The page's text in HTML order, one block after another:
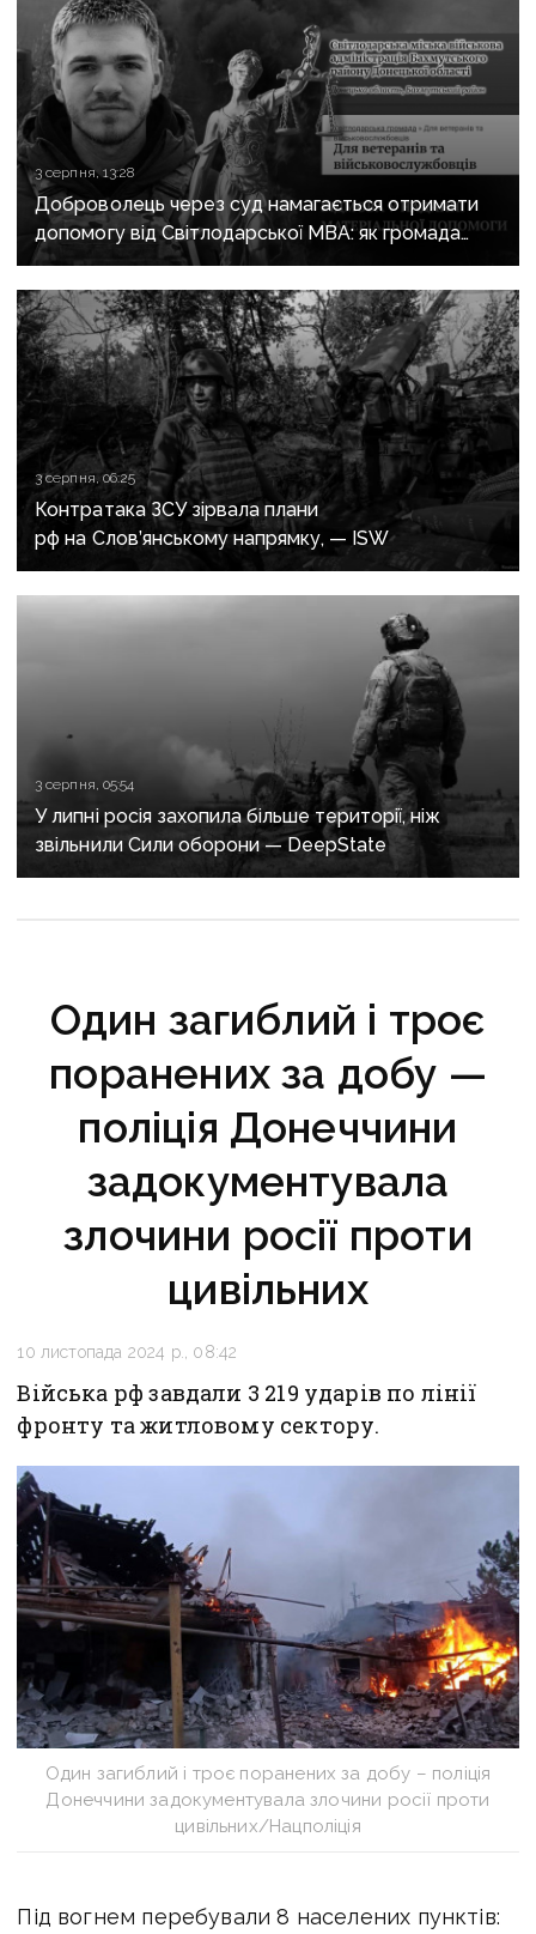
3 серпня, 13:28
Доброволець через суд намагається отримати
допомогу від Світлодарської МВА: як громада
руйнує довіру до влади
3 серпня, 06:25
Контратака ЗСУ зірвала плани
рф на Слов’янському напрямку, — ISW
3 серпня, 05:54
У липні росія захопила більше території, ніж
звільнили Сили оборони — DeepState
Один загиблий і троє
поранених за добу —
поліція Донеччини
задокументувала
злочини росії проти
цивільних
10 листопада 2024 р., 08:42
Війська рф завдали 3 219 ударів по лінії
фронту та житловому сектору.
Один загиблий і троє поранених за добу – поліція
Донеччини задокументувала злочини росії проти
цивільних/Нацполіція
Під вогнем перебували 8 населених пунктів: